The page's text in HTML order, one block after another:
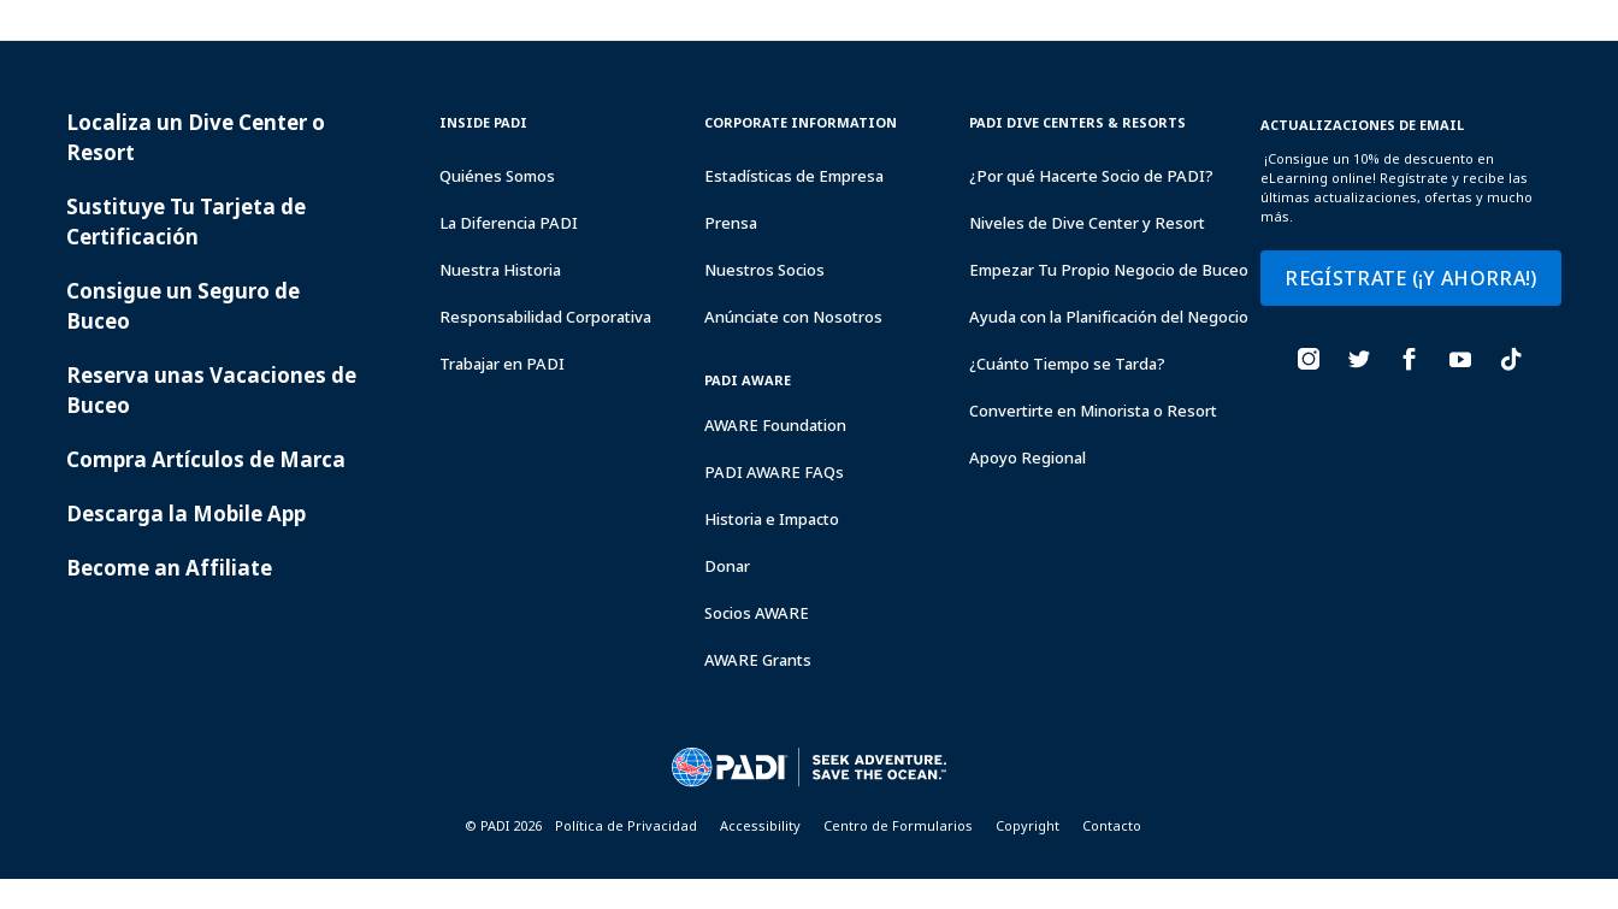
ACTUALIZACIONES DE EMAIL
¡Consigue un 10% de descuento en
eLearning online! Regístrate y recibe las
últimas actualizaciones, ofertas y mucho
más.
REGÍSTRATE (¡Y AHORRA!)
PADI
SERVICES
Localiza un Dive Center o
Resort
Sustituye Tu Tarjeta de
Certificación
Consigue un Seguro de
Buceo
Reserva unas Vacaciones de
Buceo
Compra Artículos de Marca
Descarga la Mobile App
Become an Affiliate
INSIDE
INSIDE PADI
Quiénes Somos
La Diferencia PADI
Nuestra Historia
Responsabilidad Corporativa
Trabajar en PADI
CORPORATE
CORPORATE INFORMATION
Estadísticas de Empresa
Prensa
Nuestros Socios
Anúnciate con Nosotros
PADI AWARE
AWARE Foundation
PADI AWARE FAQs
Historia e Impacto
Donar
Socios AWARE
AWARE Grants
PADI
&
PADI DIVE CENTERS & RESORTS
¿Por qué Hacerte Socio de PADI?
Niveles de Dive Center y Resort
Empezar Tu Propio Negocio de Buceo
Ayuda con la Planificación del Negocio
¿Cuánto Tiempo se Tarda?
Convertirte en Minorista o Resort
Apoyo Regional
© PADI 2026 Política de Privacidad Accessibility Centro de Formularios Copyright Contacto